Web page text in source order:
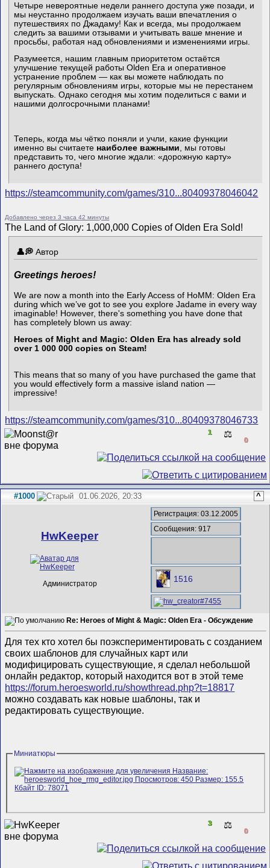
Четыре невероятные недели раннего доступа уже позади, и
мы неустанно продолжаем изучать ваши впечатления о
путешествиях по Джадаму! Как и всегда, мы продолжаем
следить за вашими отзывами и учитывать ваше мнение и
просьбы, работая над обновлениями и изменениями игры.
Разумеется, нашим главным приоритетом остаётся
улучшение текущей работы Olden Era и оперативное
устранение проблем — как вы можете наблюдать по
регулярным обновлениям игры, которые мы не перестанем
выпускать. Однако сегодня мы хотим поделиться с вами и
нашими долгосрочными планами!
Теперь, когда мы чётко поняли и учли, какие функции
именно вы считаете наиболее важными , мы готовы
представить то, чего многие ждали: «дорожную карту»
раннего доступа!
https://steamcommunity.com/games/310...80409378046042
Добавлено через 3 часа 42 минуты
The Land of Glory: 1,000,000 Copies of Olden Era Sold!
Автор
Greetings heroes!
We are now a month into the Early Access of HoMM: Olden Era
during which we’ve got to see you explore Jadame in every way
imaginable! However, there's something you have done that
has completely blown us away:
Heroes of Might and Magic: Olden Era has already sold
over 1 000 000 copies on Steam!
This means that so many of you have purchased the game that
you would effectively form a massive island nation —
impressive!
https://steamcommunity.com/games/310...80409378046733
1 ⚖️
0
#1000 01.06.2026, 20:33 ^
HwKeeper
Администратор
Регистрация: 03.12.2005
Сообщения: 917
1516
Re: Heroes of Might & Magic: Olden Era - Обсуждение
Для тех кто хотел бы поэкспериментировать с созданием
своих шаблонов для случайных карт или
модифицировать существующие, я сделал небольшой
онлайн редактор, который находится вот в этой теме
https://forum.heroesworld.ru/showthread.php?t=18817
можно создавать как новые шаблоны, так и
редактировать существующие.
Миниатюры
3 ⚖️
0